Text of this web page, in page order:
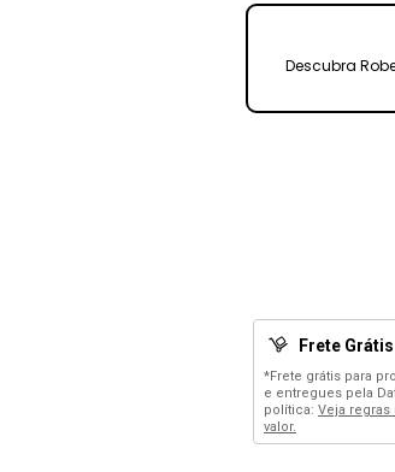
Descubra
Frete
*Frete grátis para
e entregues pela
política: Veja
valor.